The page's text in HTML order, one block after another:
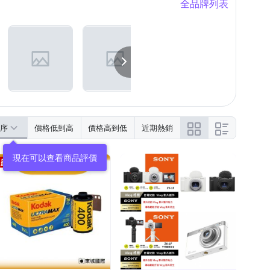
全品牌列表
價格低到高 價格高到低 近期熱銷